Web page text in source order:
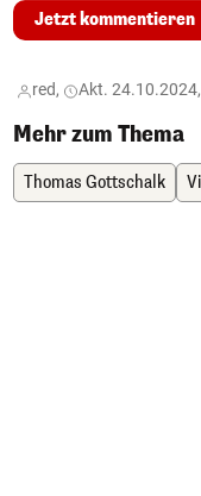
Jetzt kommentieren
red, Akt.
Mehr zum Thema
Thomas Gottschalk